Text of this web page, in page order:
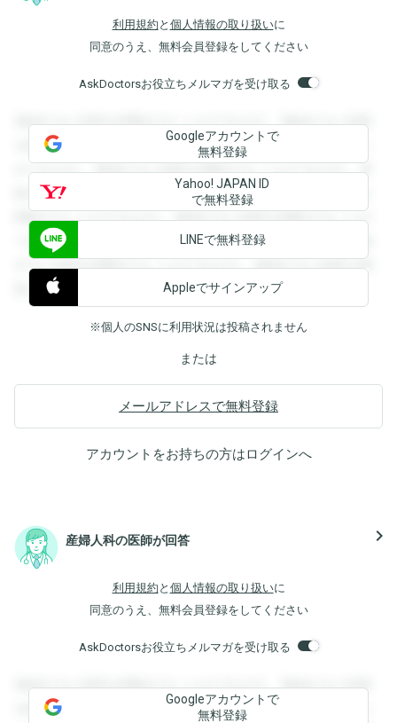
利用規約 と 個人情報の取り扱いに
同意のうえ、無料会員登録をしてください
AskDoctorsお役立ちメルマガを受け取る
登録すると回答を閲覧することができます。登録すると回答
を閲覧することができます。登録すると回答を閲覧すること
ができます。登録すると回答を閲覧することができます。登
録すると回答を閲覧することができます。登録すると回答を
閲覧することができます。登録すると回答を閲覧することが
できます。登録すると回答を閲覧することができます。登録
すると回答を閲覧することができます。登録すると回答を閲
覧することができます。
Googleアカウントで
無料登録
Yahoo! JAPAN ID
で無料登録
LINEで無料登録
Appleでサインアップ
※個人のSNSに利用状況は投稿されません
または
メールアドレスで無料登録
アカウントをお持ちの方はログインへ
産婦人科の医師が回答 navigate_next
利用規約 と 個人情報の取り扱いに
同意のうえ、無料会員登録をしてください
AskDoctorsお役立ちメルマガを受け取る
登録すると回答を閲覧することができます。登録すると回答
を閲覧することができます。登録すると回答を閲覧すること
Googleアカウントで
無料登録